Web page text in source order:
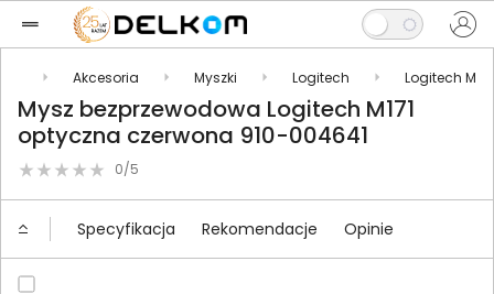
Akcesoria Myszki Logitech Logitech M
Mysz bezprzewodowa Logitech M171
optyczna czerwona 910-004641
0/5
Specyfikacja Rekomendacje Opinie